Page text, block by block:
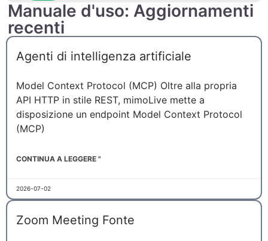
Manuale d'uso: Aggiornamenti
recenti
Agenti di intelligenza artificiale
Model Context Protocol (MCP) Oltre alla propria
API HTTP in stile REST, mimoLive mette a
disposizione un endpoint Model Context Protocol
(MCP)
CONTINUA A LEGGERE "
2026-07-02
Zoom Meeting Fonte